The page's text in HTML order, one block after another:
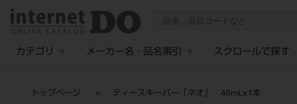
カテゴリ メーカー名・品名索引 スクロールで探す
トップページ ティースキーパー「ネオ」 40mLx1本